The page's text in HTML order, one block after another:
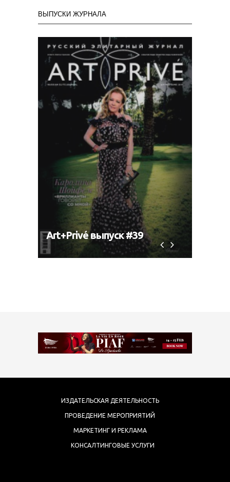
ВЫПУСКИ ЖУРНАЛА
Art+Privé выпуск #39
ИЗДАТЕЛЬСКАЯ ДЕЯТЕЛЬНОСТЬ
ПРОВЕДЕНИЕ МЕРОПРИЯТИЙ
МАРКЕТИНГ И РЕКЛАМА
КОНСАЛТИНГОВЫЕ УСЛУГИ